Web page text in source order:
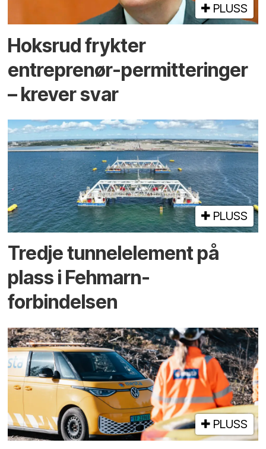
PLUSS
Hoksrud frykter
entreprenør-permitteringer
– krever svar
PLUSS
Tredje tunnel­element på
plass i Fehmarn-
forbindelsen
PLUSS